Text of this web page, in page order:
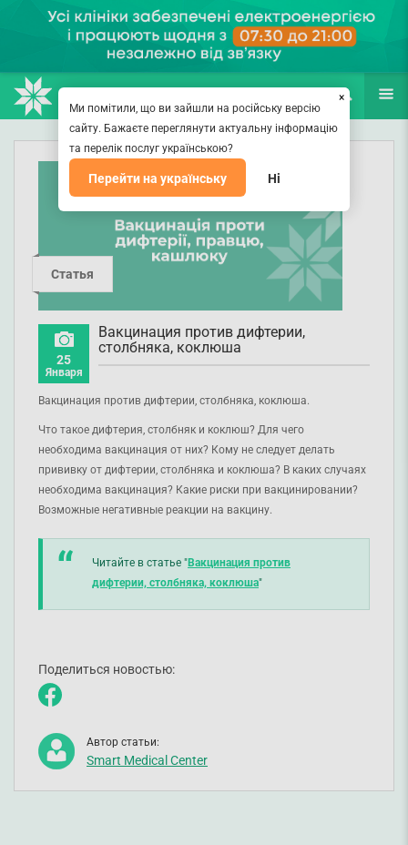
(067) 127-03-03
ПОИСК ЕЩЁ
Статья
25
Января
Вакцинация против дифтерии,
столбняка, коклюша
Вакцинация против дифтерии, столбняка, коклюша.
Что такое дифтерия, столбняк и коклюш? Для чего
необходима вакцинация от них? Кому не следует делать
прививку от дифтерии, столбняка и коклюша? В каких случаях
необходима вакцинация? Какие риски при вакцинировании?
Возможные негативные реакции на вакцину.
Читайте в статье "Вакцинация против
дифтерии, столбняка, коклюша"
Поделиться новостью:
Автор статьи:
Smart Medical Center
×
Ми помітили, що ви зайшли на російську версію
сайту. Бажаєте переглянути актуальну інформацію
та перелік послуг українською?
Перейти на українську Ні